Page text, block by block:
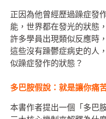
正因為他曾經歷過躁症發
能，世界都在發光的狀態
許多學員出現類似反應時
這些沒有躁鬱症病史的人
似躁症發作的狀態？
多巴胺假說：就是讓你痛
本書作者提出一個「多巴